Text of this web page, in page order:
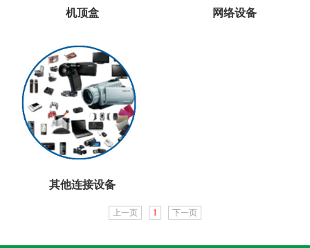
机顶盒 网络设备
其他连接设备
上一页 1 下一页